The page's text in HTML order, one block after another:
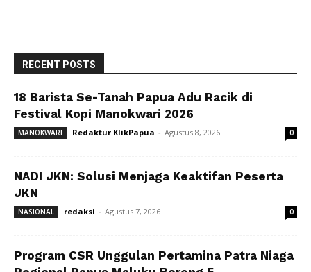
RECENT POSTS
18 Barista Se-Tanah Papua Adu Racik di
Festival Kopi Manokwari 2026
MANOKWARI Redaktur KlikPapua - Agustus 8, 2026 0
NADI JKN: Solusi Menjaga Keaktifan Peserta
JKN
NASIONAL redaksi - Agustus 7, 2026 0
Program CSR Unggulan Pertamina Patra Niaga